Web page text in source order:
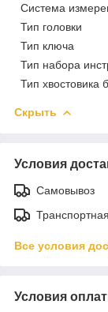
Система
Тип головки
Тип ключа
Тип набора
Тип хвостовика
Скрыть
Условия
Самовывоз
Все условия
Условия